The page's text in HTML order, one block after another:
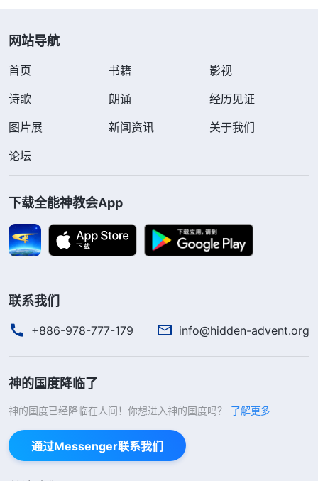
网站导航
首页 书籍
影视
诗歌
朗诵
经历见证
图片展
新闻资讯
关于我们
论坛
下载全能神教会App
联系我们
+886-978-777-179 info@hidden-advent.org
神的国度降临了
神的国度已经降临在人间！你想进入神的国度吗？ 了解更多
通过Messenger联系我们